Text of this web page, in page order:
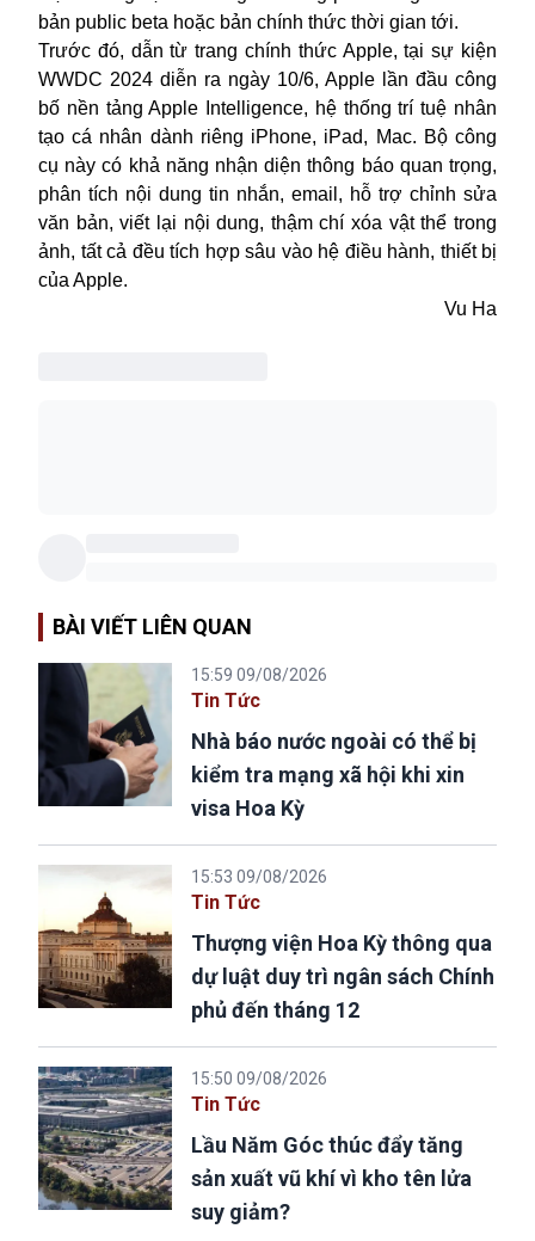
bản public beta hoặc bản chính thức thời gian tới.
Trước đó, dẫn từ trang chính thức Apple, tại sự kiện
WWDC 2024 diễn ra ngày 10/6, Apple lần đầu công
bố nền tảng Apple Intelligence, hệ thống trí tuệ nhân
tạo cá nhân dành riêng iPhone, iPad, Mac. Bộ công
cụ này có khả năng nhận diện thông báo quan trọng,
phân tích nội dung tin nhắn, email, hỗ trợ chỉnh sửa
văn bản, viết lại nội dung, thậm chí xóa vật thể trong
ảnh, tất cả đều tích hợp sâu vào hệ điều hành, thiết bị
của Apple.
Vu Ha
BÀI VIẾT LIÊN QUAN
15:59 09/08/2026
Tin Tức
Nhà báo nước ngoài có thể bị
kiểm tra mạng xã hội khi xin
visa Hoa Kỳ
15:53 09/08/2026
Tin Tức
Thượng viện Hoa Kỳ thông qua
dự luật duy trì ngân sách Chính
phủ đến tháng 12
15:50 09/08/2026
Tin Tức
Lầu Năm Góc thúc đẩy tăng
sản xuất vũ khí vì kho tên lửa
suy giảm?